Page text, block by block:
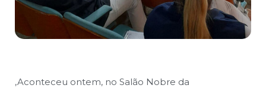
,Aconteceu ontem, no Salão Nobre da